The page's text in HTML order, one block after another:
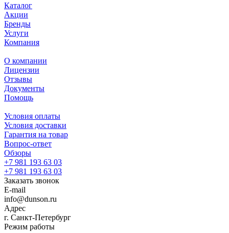
Каталог
Акции
Бренды
Услуги
Компания
О компании
Лицензии
Отзывы
Документы
Помощь
Условия оплаты
Условия доставки
Гарантия на товар
Вопрос-ответ
Обзоры
+7 981 193 63 03
+7 981 193 63 03
Заказать звонок
E-mail
info@dunson.ru
Адрес
г. Санкт-Петербург
Режим работы